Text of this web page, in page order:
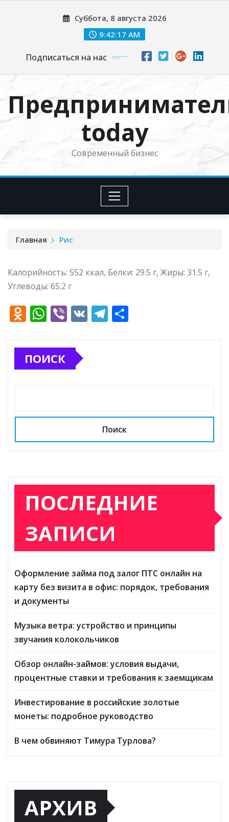
Суббота, 8 августа 2026
9:42:18 AM
Подписаться на нас
today
Современный бизнес
Главная Рис
Калорийность: 552 ккал, Белки: 29.5 г, Жиры: 31.5 г,
Углеводы: 65.2 г
O
n
o
ss
ki
W
at
s
p
Vi
e
V T
и
ь
ПОИСК
Поиск
ПОСЛЕДНИЕ
ЗАПИСИ
Оформление займа под залог ПТС онлайн на
карту без визита в офис: порядок, требования
и документы
Музыка ветра: устройство и принципы
звучания колокольчиков
Обзор онлайн-займов: условия выдачи,
процентные ставки и требования к заемщикам
Инвестирование в российские золотые
монеты: подробное руководство
В чем обвиняют Тимура Турлова?
АРХИВ